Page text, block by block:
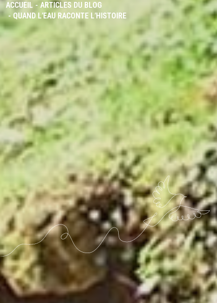
ACCUEIL
ARTICLES DU BLOG
QUAND L’EAU RACONTE L’HISTOIRE